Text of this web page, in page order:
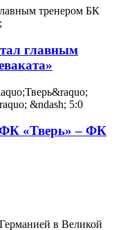
главным
«Тверь» – ФК